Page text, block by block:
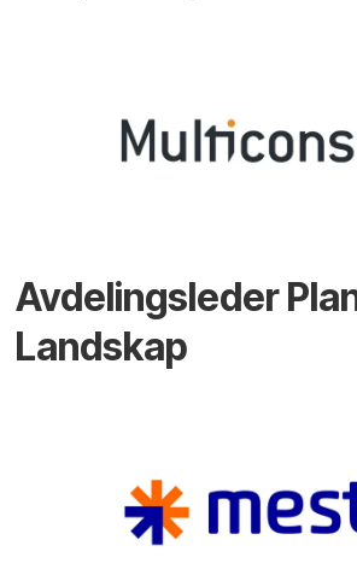
Avdelingsleder
Landskap